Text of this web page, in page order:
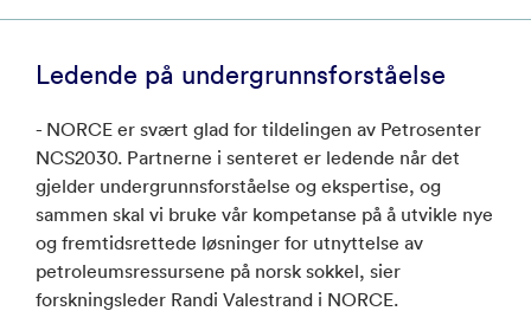
Ledende på undergrunnsforståelse
- NORCE er svært glad for tildelingen av Petrosenter
NCS2030. Partnerne i senteret er ledende når det
gjelder undergrunnsforståelse og ekspertise, og
sammen skal vi bruke vår kompetanse på å utvikle nye
og fremtidsrettede løsninger for utnyttelse av
petroleumsressursene på norsk sokkel, sier
forskningsleder Randi Valestrand i NORCE.